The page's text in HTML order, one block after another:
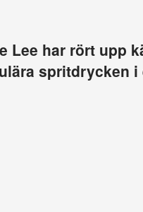
Lee har rört upp
spritdrycken i